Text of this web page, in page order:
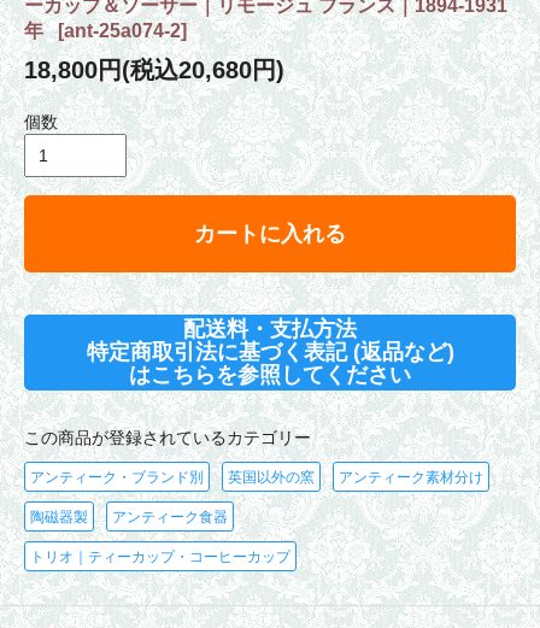
ーカップ＆ソーサー｜リモージュ フランス｜1894-1931
年[ant-25a074-2]
18,800円(税込20,680円)
個数
カートに入れる
配送料・支払方法
特定商取引法に基づく表記 (返品など)
はこちらを参照してください
この商品が登録されているカテゴリー
アンティーク・ブランド別 英国以外の窯 アンティーク素材分け
陶磁器製 アンティーク食器
トリオ｜ティーカップ・コーヒーカップ